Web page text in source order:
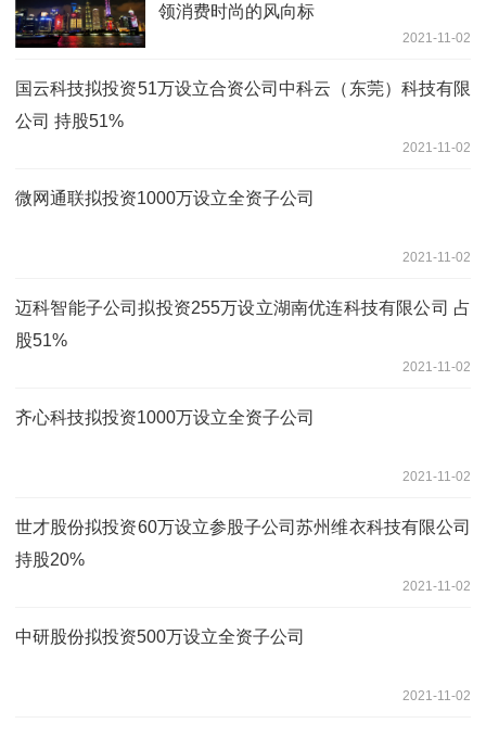
领消费时尚的风向标
2021-11-02
国云科技拟投资51万设立合资公司中科云（东莞）科技有限
公司 持股51%
2021-11-02
微网通联拟投资1000万设立全资子公司
2021-11-02
迈科智能子公司拟投资255万设立湖南优连科技有限公司 占
股51%
2021-11-02
齐心科技拟投资1000万设立全资子公司
2021-11-02
世才股份拟投资60万设立参股子公司苏州维衣科技有限公司
持股20%
2021-11-02
中研股份拟投资500万设立全资子公司
2021-11-02